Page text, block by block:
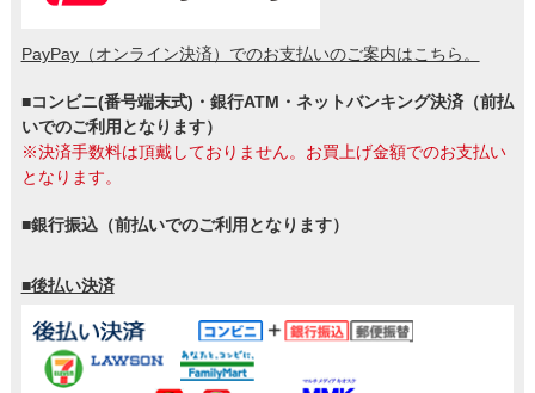
PayPay（オンライン決済）でのお支払いのご案内はこちら。
■コンビニ(番号端末式)・銀行ATM・ネットバンキング決済（前払
いでのご利用となります）
※決済手数料は頂戴しておりません。お買上げ金額でのお支払い
となります。
■銀行振込（前払いでのご利用となります）
■後払い決済